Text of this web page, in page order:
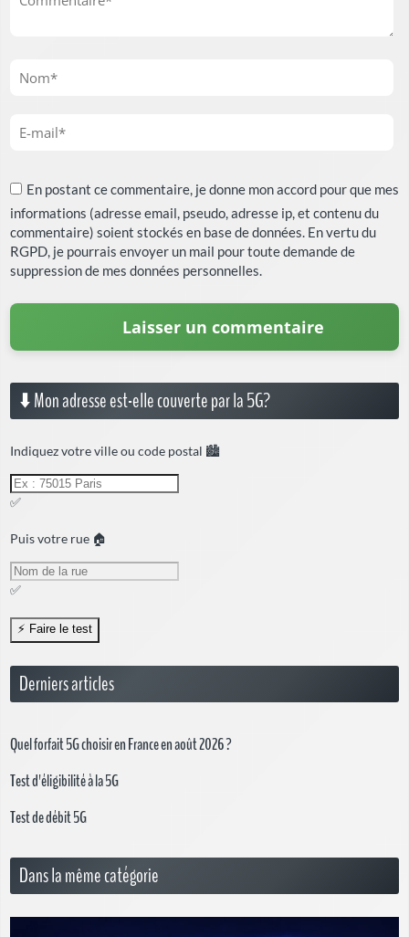
En postant ce commentaire, je donne mon accord pour que mes
informations (adresse email, pseudo, adresse ip, et contenu du
commentaire) soient stockés en base de données. En vertu du
RGPD, je pourrais envoyer un mail pour toute demande de
suppression de mes données personnelles.
⬇️ Mon adresse est-elle couverte par la 5G?
Indiquez votre ville ou code postal 🏙️
✅
Puis votre rue 🏠
✅
Derniers articles
Quel forfait 5G choisir en France en août 2026 ?
Test d'éligibilité à la 5G
Test de débit 5G
Dans la même catégorie